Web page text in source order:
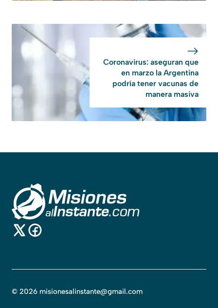
Coronavirus: aseguran que
en marzo la Argentina
podría tener vacunas de
manera masiva
© 2026 misionesalinstante@gmail.com